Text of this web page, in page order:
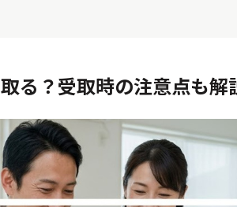
る？受取時の注意点も解